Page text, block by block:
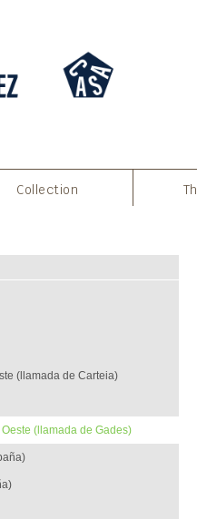
Collection
(llamada de Carteia)
(llamada de Gades)